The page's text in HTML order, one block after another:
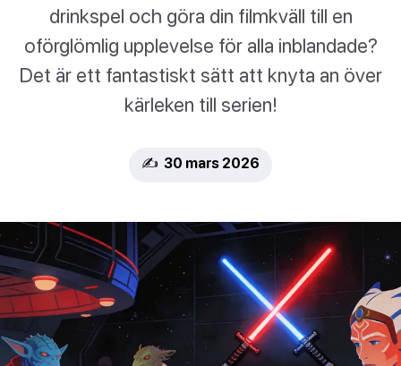
drinkspel och göra din filmkväll till en
oförglömlig upplevelse för alla inblandade?
Det är ett fantastiskt sätt att knyta an över
kärleken till serien!
✍️ 30 mars 2026